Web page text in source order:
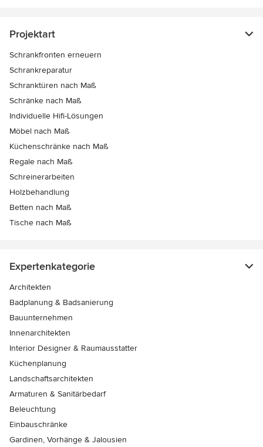
Projektart
Schrankfronten erneuern
Schrankreparatur
Schranktüren nach Maß
Schränke nach Maß
Individuelle Hifi-Lösungen
Möbel nach Maß
Küchenschränke nach Maß
Regale nach Maß
Schreinerarbeiten
Holzbehandlung
Betten nach Maß
Tische nach Maß
Expertenkategorie
Architekten
Badplanung & Badsanierung
Bauunternehmen
Innenarchitekten
Interior Designer & Raumausstatter
Küchenplanung
Landschaftsarchitekten
Armaturen & Sanitärbedarf
Beleuchtung
Einbauschränke
Gardinen, Vorhänge & Jalousien